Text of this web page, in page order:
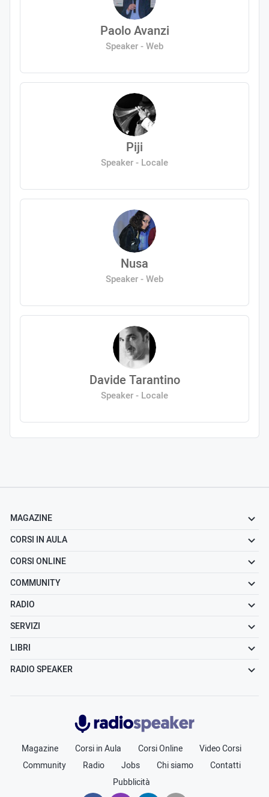
Paolo Avanzi
Speaker - Web
Piji
Speaker - Locale
Nusa
Speaker - Web
Davide Tarantino
Speaker - Locale
MAGAZINE
CORSI IN AULA
CORSI ONLINE
COMMUNITY
RADIO
SERVIZI
LIBRI
RADIO SPEAKER
Radiospeaker.it
Magazine Corsi in Aula Corsi Online
Video Corsi
Community
Radio Jobs Chi siamo
Contatti
Pubblicità